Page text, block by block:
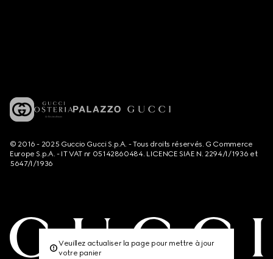
Veuillez actualiser la page pour mettre à jour
votre panier
© 2016 - 2025 Guccio Gucci S.p.A. - Tous droits réservés. G Commerce
Europe S.p.A. - IT VAT nr 05142860484. LICENCE SIAE N. 2294/I/1936 et
5647/I/1936